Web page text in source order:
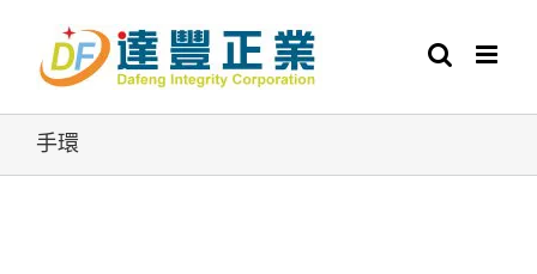
content
手環